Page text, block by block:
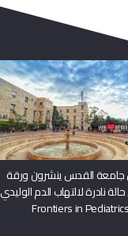
جامعة القدس ينشرون ورقة
نادرة لالتهاب الدم الوليدي